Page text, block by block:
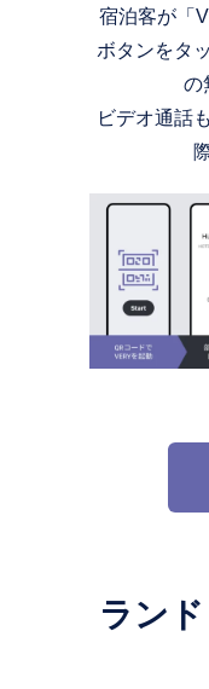
宿泊客が「
ボタンをタ
の
ビデオ通話
ラン